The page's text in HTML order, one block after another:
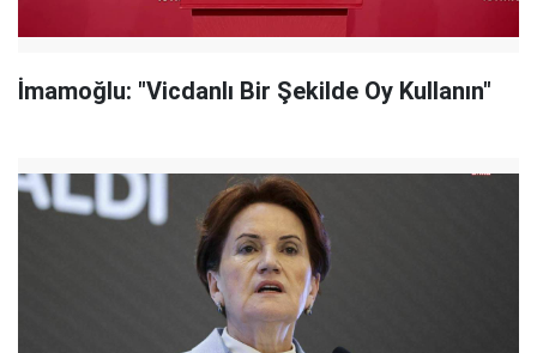
İmamoğlu: "Vicdanlı Bir Şekilde Oy Kullanın"